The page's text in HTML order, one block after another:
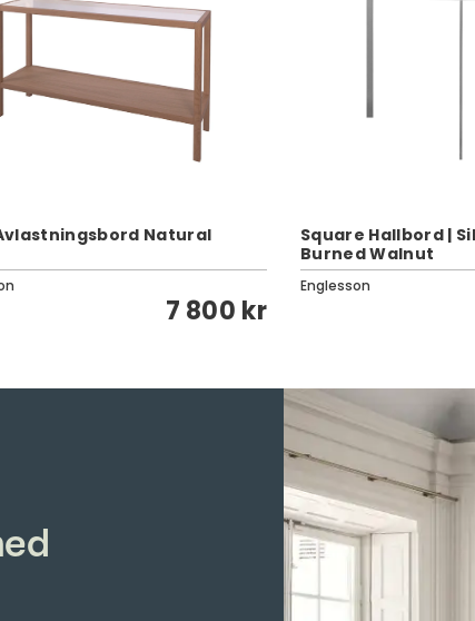
Natural
7 800 kr
Square Hallbord |
Burned Walnut
Englesson